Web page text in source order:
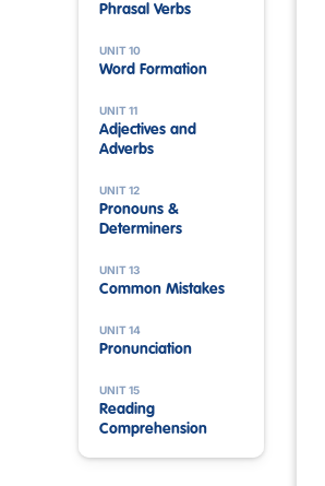
Phrasal Verbs
UNIT 10
Word Formation
UNIT 11
Adjectives and
Adverbs
UNIT 12
Pronouns &
Determiners
UNIT 13
Common Mistakes
UNIT 14
Pronunciation
UNIT 15
Reading
Comprehension